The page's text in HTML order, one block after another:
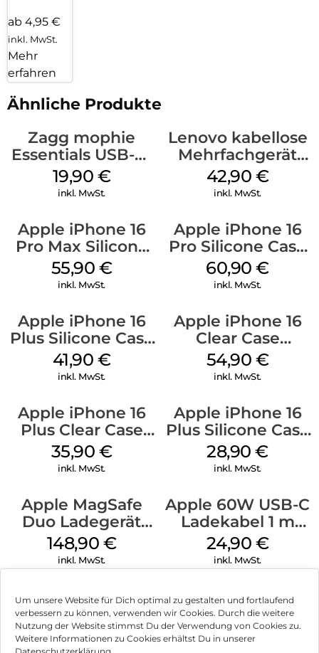
Um unsere Website für Dich optimal zu gestalten und fortlaufend
verbessern zu können, verwenden wir Cookies. Durch die weitere
Nutzung der Website stimmst Du der Verwendung von Cookies zu.
Weitere Informationen zu Cookies erhältst Du in unserer
ab 4,95 €
inkl. MwSt.
Mehr
erfahren
Ähnliche Produkte
Zagg mophie
Essentials USB-C-
20W Charger PD
Weiß
19,90 €
inkl. MwSt.
Lenovo kabellose
Mehrfachgerät
Luna Grey
42,90 €
inkl. MwSt.
Apple iPhone 16
Pro Max Silicone
Case MagSafe
Stone Gray
55,90 €
inkl. MwSt.
Apple iPhone 16
Pro Silicone Case
MagSafe Stone
Gray
60,90€
inkl. MwSt.
Apple iPhone 16
Plus Silicone Case
MagSafe Stone
Gray
41,90 €
inkl. MwSt.
Apple iPhone 16
Clear Case
MagSafe
Transparent
54,90 €
inkl. MwSt.
Apple iPhone 16
Plus Clear Case
MagSafe
Transparent
35,90 €
inkl. MwSt.
Apple iPhone 16
Plus Silicone Case
MagSafe Black
28,90€
inkl. MwSt.
Apple MagSafe
Duo Ladegerät
Weiß
148,90 €
inkl. MwSt.
Apple 60W USB-C
Ladekabel 1 m
Weiß
24,90 €
inkl. MwSt.
Impressum